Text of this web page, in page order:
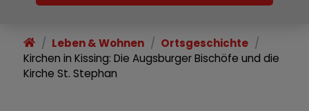
Wirtschaft & Gewerbe
Leben & Wohnen
Ortsgeschichte
Kirchen in Kissing: Die Augsburger Bischöfe und die
Kirche St. Stephan